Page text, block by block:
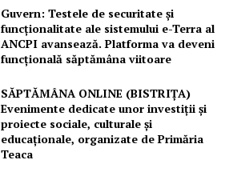
Guvern: Testele de securitate și
funcționalitate ale sistemului e-Terra al
ANCPI avansează. Platforma va deveni
funcțională săptămâna viitoare
SĂPTĂMÂNA ONLINE (BISTRIȚA)
Evenimente dedicate unor investiții și
proiecte sociale, culturale și
educaționale, organizate de Primăria
Teaca